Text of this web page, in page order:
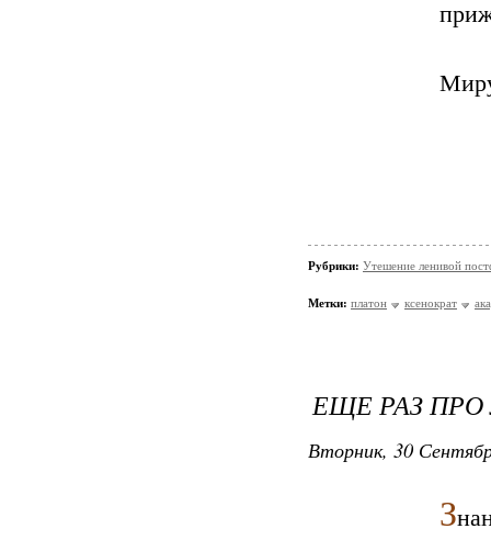
Рубрики: Утешение ленивой
Метки: платон ксенократ
ЕЩЕ РАЗ
Вторник, 30
З